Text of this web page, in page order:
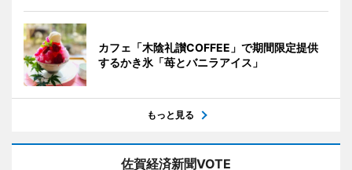
カフェ「木陰礼讃COFFEE」で期間限定提供
するかき氷「苺とバニラアイス」
もっと見る
佐賀経済新聞VOTE